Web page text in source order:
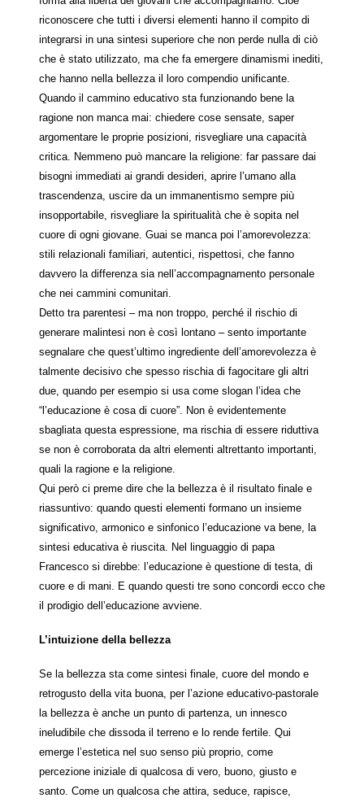
riconoscere che tutti i diversi elementi hanno il compito di
integrarsi in una sintesi superiore che non perde nulla di ciò
che è stato utilizzato, ma che fa emergere dinamismi inediti,
che hanno nella bellezza il loro compendio unificante.
Quando il cammino educativo sta funzionando bene la
ragione non manca mai: chiedere cose sensate, saper
argomentare le proprie posizioni, risvegliare una capacità
critica. Nemmeno può mancare la religione: far passare dai
bisogni immediati ai grandi desideri, aprire l’umano alla
trascendenza, uscire da un immanentismo sempre più
insopportabile, risvegliare la spiritualità che è sopita nel
cuore di ogni giovane. Guai se manca poi l’amorevolezza:
stili relazionali familiari, autentici, rispettosi, che fanno
davvero la differenza sia nell’accompagnamento personale
che nei cammini comunitari.
Detto tra parentesi – ma non troppo, perché il rischio di
generare malintesi non è così lontano – sento importante
segnalare che quest’ultimo ingrediente dell’amorevolezza è
talmente decisivo che spesso rischia di fagocitare gli altri
due, quando per esempio si usa come slogan l’idea che
“l’educazione è cosa di cuore”. Non è evidentemente
sbagliata questa espressione, ma rischia di essere riduttiva
se non è corroborata da altri elementi altrettanto importanti,
quali la ragione e la religione.
Qui però ci preme dire che la bellezza è il risultato finale e
riassuntivo: quando questi elementi formano un insieme
significativo, armonico e sinfonico l’educazione va bene, la
sintesi educativa è riuscita. Nel linguaggio di papa
Francesco si direbbe: l’educazione è questione di testa, di
cuore e di mani. E quando questi tre sono concordi ecco che
il prodigio dell’educazione avviene.
L’intuizione della bellezza
Se la bellezza sta come sintesi finale, cuore del mondo e
retrogusto della vita buona, per l’azione educativo-pastorale
la bellezza è anche un punto di partenza, un innesco
ineludibile che dissoda il terreno e lo rende fertile. Qui
emerge l’estetica nel suo senso più proprio, come
percezione iniziale di qualcosa di vero, buono, giusto e
santo. Come un qualcosa che attira, seduce, rapisce,